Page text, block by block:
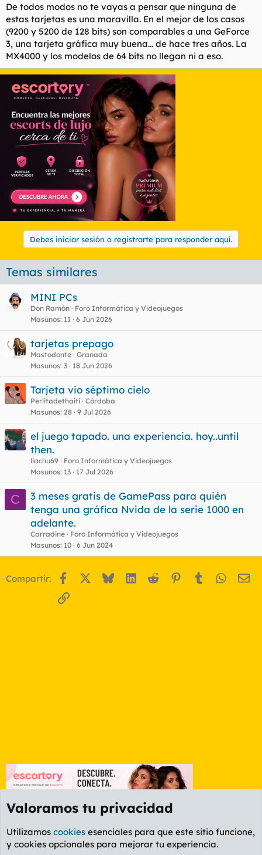
De todos modos no te vayas a pensar que ninguna de
estas tarjetas es una maravilla. En el mejor de los casos
(9200 y 5200 de 128 bits) son comparables a una GeForce
3, una tarjeta gráfica muy buena... de hace tres años. La
MX4000 y los modelos de 64 bits no llegan ni a eso.
Debes iniciar sesión o registrarte para responder aquí.
Temas similares
MINI PCs
Don Ramón
Foro Informática y Videojuegos
Masunos 11 6 Jun 2026
tarjetas prepago
Mastodonte Granada
Masunos 3 18 Jun 2026
Tarjeta vio séptimo cielo
Perlitadethaiti Córdoba
Masunos 28 9 Jul 2026
el juego tapado. una experiencia. hoy..until
then.
liachu69
Foro Informática y Videojuegos
Masunos 13 17 Jul 2026
C
3 meses gratis de GamePass para quién
tenga una gráfica Nvida de la serie 1000 en
adelante.
Carradine
Foro Informática y Videojuegos
Masunos 10 6 Jun 2024
Compartir: Facebook BlueskyLinkedIn
Reddit Pinterest
Tumblr
Enlace
Foro Informática y Videojuegos
Valoramos tu privacidad
Utilizamos cookies esenciales para que este sitio funcione,
y cookies opcionales para mejorar tu experiencia.